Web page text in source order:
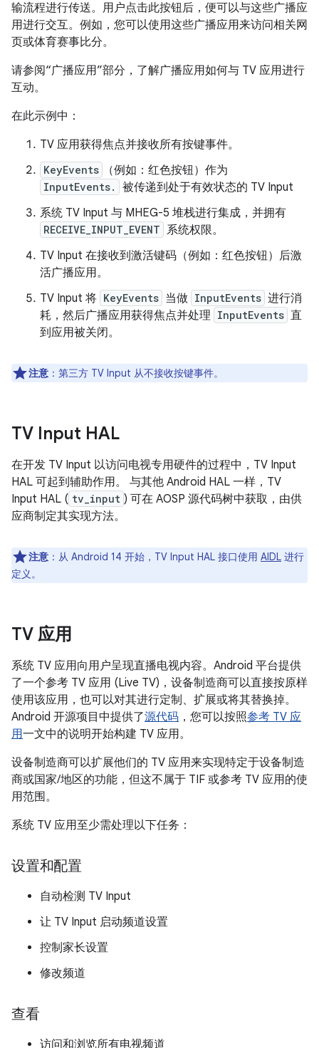
输流程进行传送。用户点击此按钮后，便可以与这些广播应
用进行交互。例如，您可以使用这些广播应用来访问相关网
页或体育赛事比分。
请参阅“广播应用”部分，了解广播应用如何与 TV 应用进行
互动。
在此示例中：
TV 应用获得焦点并接收所有按键事件。
KeyEvents （例如：红色按钮）作为
InputEvents.
被传递到处于有效状态的 TV Input
系统 TV Input 与 MHEG-5 堆栈进行集成，并拥有
RECEIVE_INPUT_EVENT 系统权限。
TV Input 在接收到激活键码（例如：红色按钮）后激
活广播应用。
TV Input 将 KeyEvents 当做 InputEvents 进行消
耗，然后广播应用获得焦点并处理 InputEvents 直
到应用被关闭。
注意 ：第三方 TV Input 从不接收按键事件。
TV Input HAL
在开发 TV Input 以访问电视专用硬件的过程中，TV Input
HAL 可起到辅助作用。 与其他 Android HAL 一样，TV
Input HAL ( tv_input ) 可在 AOSP 源代码树中获取，由供
应商制定其实现方法。
注意 ：从 Android 14 开始，TV Input HAL 接口使用 AIDL 进行
定义。
TV 应用
系统 TV 应用向用户呈现直播电视内容。Android 平台提供
了一个参考 TV 应用 (Live TV)，设备制造商可以直接按原样
使用该应用，也可以对其进行定制、扩展或将其替换掉。
Android 开源项目中提供了源代码 ，您可以按照参考 TV 应
用一文中的说明开始构建 TV 应用。
设备制造商可以扩展他们的 TV 应用来实现特定于设备制造
商或国家/地区的功能，但这不属于 TIF 或参考 TV 应用的使
用范围。
系统 TV 应用至少需处理以下任务：
设置和配置
自动检测 TV Input
让 TV Input 启动频道设置
控制家长设置
修改频道
查看
访问和浏览所有电视频道